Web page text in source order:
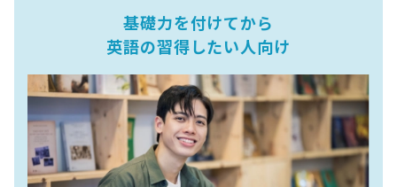
基礎力を付けてから
英語の習得したい人向け